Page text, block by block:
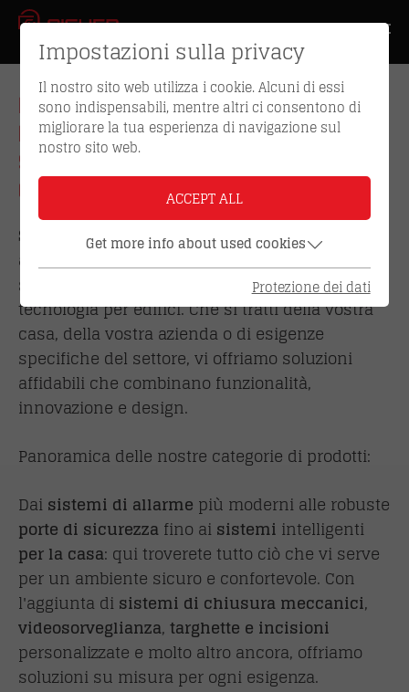
BENVENUTI NEL NOSTRO
MONDO DI PRODOTTI:
SICUREZZA, COMFORT E
QUALITÀ IN SINTESI
Scoprite la nostra vasta gamma di prodotti di
alta qualità nel campo della sicurezza, delle
soluzioni di accesso e della moderna
tecnologia per edifici. Che si tratti della vostra
casa, della vostra azienda o di esigenze
specifiche del settore, vi offriamo soluzioni
affidabili che combinano funzionalità,
innovazione e design.
Panoramica delle nostre categorie di prodotti:
Daisistemi di allarme più moderni alle robuste
porte di sicurezzafino aisistemi intelligenti
per la casa: qui troverete tutto ciò che vi serve
per un ambiente sicuro e confortevole. Con
l'aggiunta disistemi di chiusura meccanici,
videosorveglianza,targhette e incisioni
personalizzate e molto altro ancora, offriamo
soluzioni su misura per ogni esigenza.
Impostazioni sulla privacy
Il nostro sito web utilizza i cookie. Alcuni di essi
sono indispensabili, mentre altri ci consentono di
migliorare la tua esperienza di navigazione sul
nostro sito web.
ACCEPT ALL
Get more info about used cookies
Protezione dei dati